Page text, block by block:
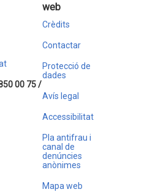
00 75 /
web
Crèdits
Contactar
Protecció de
dades
Avís legal
Accessibilitat
Pla antifrau i
canal de
denúncies
anònimes
Mapa web